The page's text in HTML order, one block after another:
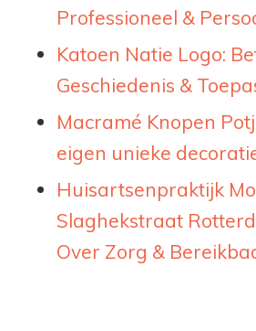
Professioneel &
Katoen Natie Logo:
Geschiedenis &
Macramé Knopen
eigen unieke
Huisartsenpraktijk
Slaghekstraat
Over Zorg &